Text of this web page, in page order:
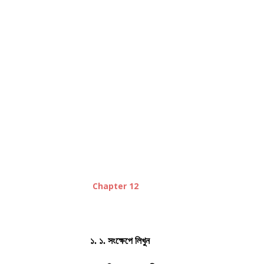
Chapter 12
১. ১. সংক্ষেপে লিখুন